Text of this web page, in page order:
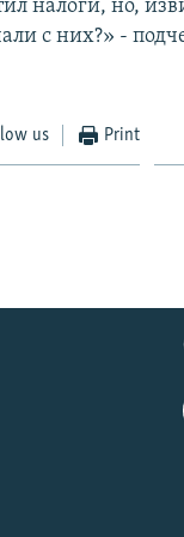
налоги, но,
с них?» -
us Print